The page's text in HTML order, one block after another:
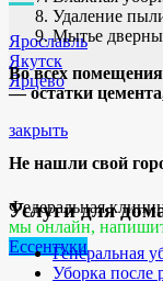
Ярославль
Якутск
Ярцево
Не нашли свой
Федеральная
мы онлайн,
Ессентуки
Удаление
Мытье
Во всех
— остатки
закрыть
Услуги для
Генеральная
Уборка после